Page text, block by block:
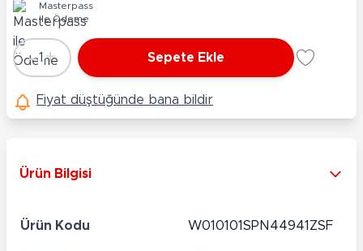
Masterpass
ile Ödeme
Adet
-1 + Sepete Ekle
Fiyat düştüğünde bana bildir
Ürün Bilgisi
Ürün Kodu W010101SPN44941ZSF